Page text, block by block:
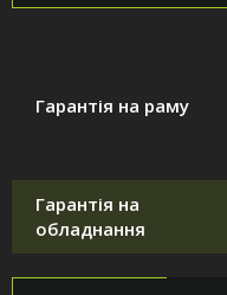
Гарантія на раму
Гарантія на
обладнання